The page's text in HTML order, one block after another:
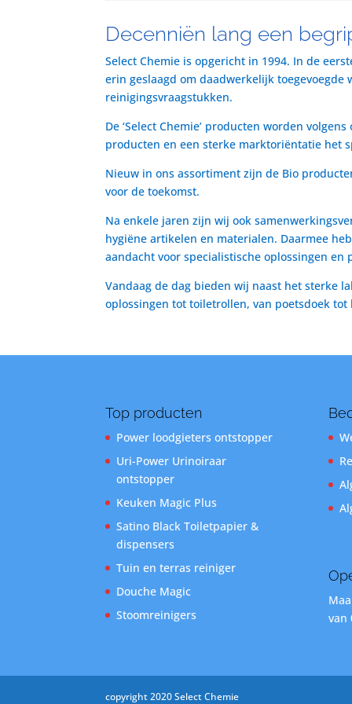
Decenniën lang een
Select Chemie is opgericht in 1994. In de
erin geslaagd om daadwerkelijk
reinigingsvraagstukken.
De ‘Select Chemie’ producten worden
producten en een sterke marktoriëntatie het
Nieuw in ons assortiment zijn de Bio
voor de toekomst.
Na enkele jaren zijn wij ook
hygiëne artikelen en materialen. Daarmee
aandacht voor specialistische oplossingen en
Vandaag de dag bieden wij naast het sterke
oplossingen tot toiletrollen, van poetsdoek
Top producten
Power loodgieters ontstopper
Uri-Power Urinoiraar
ontstopper
Keuken Magic Plus
Satino Black Toiletpapier &
dispensers
Tuin en terras reiniger
Douche Magic
Stoomreinigers
van
copyright 2020 Select Chemie